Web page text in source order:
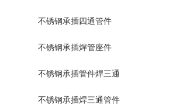
不锈钢承插四通管件
不锈钢承插焊管座件
不锈钢承插管件焊三通
不锈钢承插焊三通管件